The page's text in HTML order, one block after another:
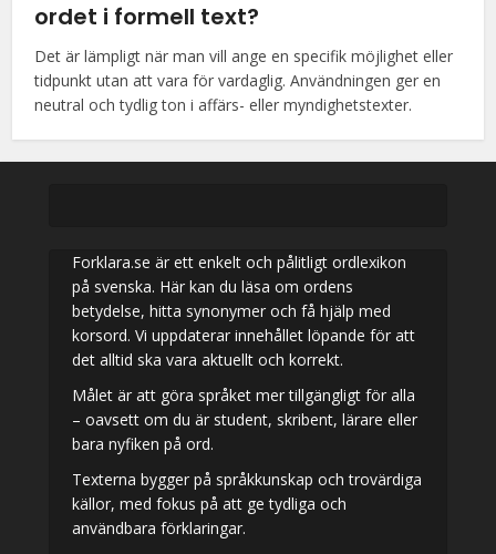
ordet i formell text?
Det är lämpligt när man vill ange en specifik möjlighet eller
tidpunkt utan att vara för vardaglig. Användningen ger en
neutral och tydlig ton i affärs- eller myndighetstexter.
Forklara.se är ett enkelt och pålitligt ordlexikon
på svenska. Här kan du läsa om ordens
betydelse, hitta synonymer och få hjälp med
korsord. Vi uppdaterar innehållet löpande för att
det alltid ska vara aktuellt och korrekt.
Målet är att göra språket mer tillgängligt för alla
– oavsett om du är student, skribent, lärare eller
bara nyfiken på ord.
Texterna bygger på språkkunskap och trovärdiga
källor, med fokus på att ge tydliga och
användbara förklaringar.